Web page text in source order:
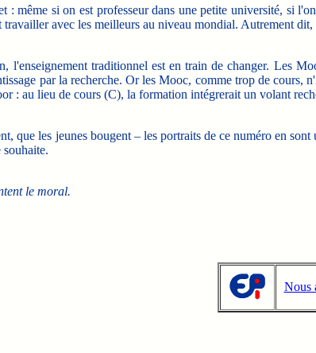
: même si on est professeur dans une petite université, si
avec les meilleurs au niveau mondial. Autrement
traditionnel est en train de changer. Les
par la recherche. Or les Mooc, comme trop de
: au lieu de cours (C), la formation intégrerait un volant
que les jeunes bougent – les portraits de ce numéro en
le moral.
Nous